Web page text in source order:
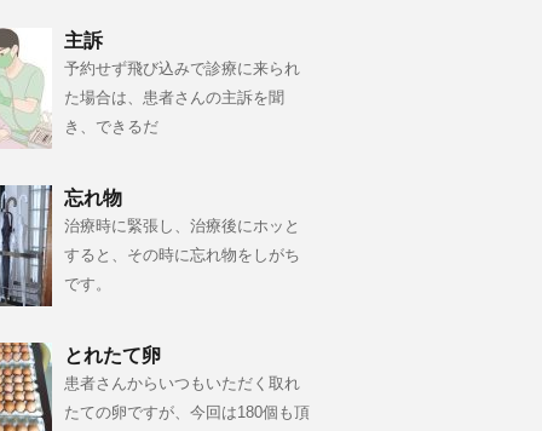
主訴
予約せず飛び込みで診療に来られ
た場合は、患者さんの主訴を聞
き、できるだ
忘れ物
治療時に緊張し、治療後にホッと
すると、その時に忘れ物をしがち
です。
とれたて卵
患者さんからいつもいただく取れ
たての卵ですが、今回は180個も頂